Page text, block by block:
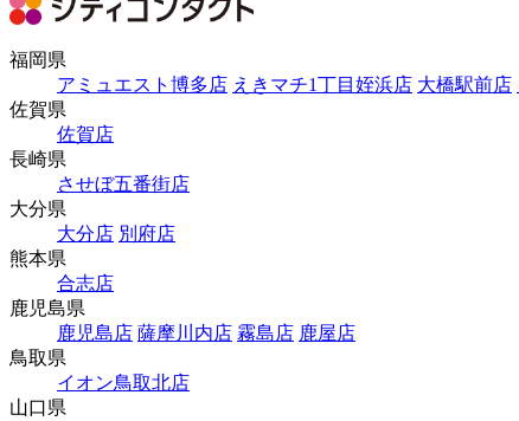
福岡県
アミュエスト博多店 えきマチ1丁目姪浜店 大橋駅前店
佐賀県
佐賀店
長崎県
させぼ五番街店
大分県
大分店 別府店
熊本県
合志店
鹿児島県
鹿児島店 薩摩川内店 霧島店 鹿屋店
鳥取県
イオン鳥取北店
山口県